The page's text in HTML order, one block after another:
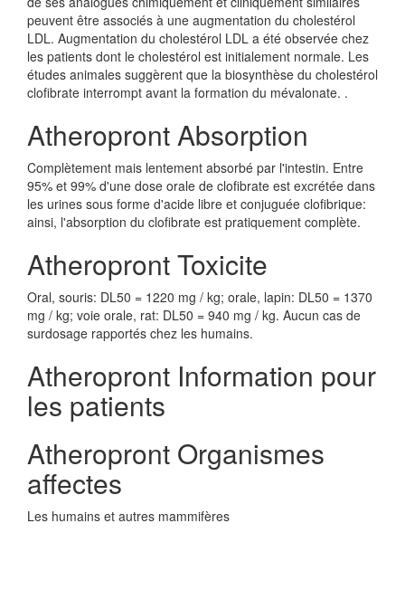
peuvent être associés à une augmentation du cholestérol
LDL. Augmentation du cholestérol LDL a été observée chez
les patients dont le cholestérol est initialement normale. Les
études animales suggèrent que la biosynthèse du cholestérol
clofibrate interrompt avant la formation du mévalonate. .
Atheropront Absorption
Complètement mais lentement absorbé par l'intestin. Entre
95% et 99% d'une dose orale de clofibrate est excrétée dans
les urines sous forme d'acide libre et conjuguée clofibrique:
ainsi, l'absorption du clofibrate est pratiquement complète.
Atheropront Toxicite
Oral, souris: DL50 = 1220 mg / kg; orale, lapin: DL50 = 1370
mg / kg; voie orale, rat: DL50 = 940 mg / kg. Aucun cas de
surdosage rapportés chez les humains.
Atheropront Information pour
les patients
Atheropront Organismes
affectes
Les humains et autres mammifères